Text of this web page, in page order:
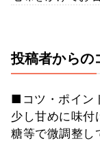
投稿者からの
■コツ・ポイン
少し甘めに味付
糖等で微調整し